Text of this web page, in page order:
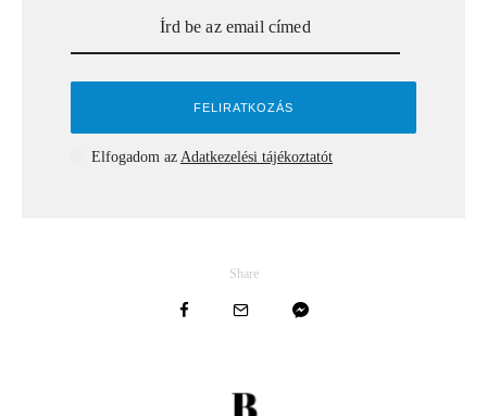
Elfogadom az Adatkezelési tájékoztatót
Share